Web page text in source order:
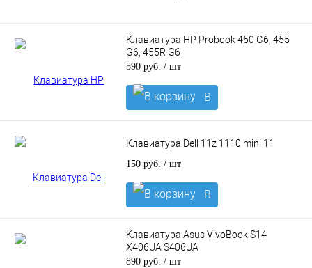
Клавиатура HP Probook 450 G6, 455
G6, 455R G6
590 руб. / шт
В
корзину
Клавиатура Dell 11z 1110 mini 11
150 руб. / шт
В
корзину
Клавиатура Asus VivoBook S14
X406UA S406UA
890 руб. / шт